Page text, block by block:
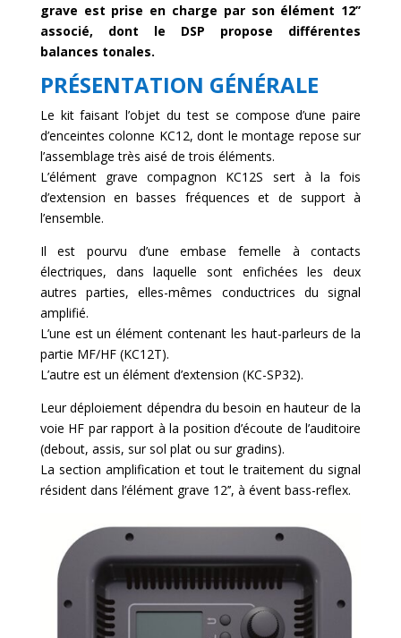
grave est prise en charge par son élément 12’’
associé, dont le DSP propose différentes
balances tonales.
PRÉSENTATION GÉNÉRALE
Le kit faisant l’objet du test se compose d’une paire
d’enceintes colonne KC12, dont le montage repose sur
l’assemblage très aisé de trois éléments.
L’élément grave compagnon KC12S sert à la fois
d’extension en basses fréquences et de support à
l’ensemble.
Il est pourvu d’une embase femelle à contacts
électriques, dans laquelle sont enfichées les deux
autres parties, elles-mêmes conductrices du signal
amplifié.
L’une est un élément contenant les haut-parleurs de la
partie MF/HF (KC12T).
L’autre est un élément d’extension (KC-SP32).
Leur déploiement dépendra du besoin en hauteur de la
voie HF par rapport à la position d’écoute de l’auditoire
(debout, assis, sur sol plat ou sur gradins).
La section amplification et tout le traitement du signal
résident dans l’élément grave 12’’, à évent bass-reflex.